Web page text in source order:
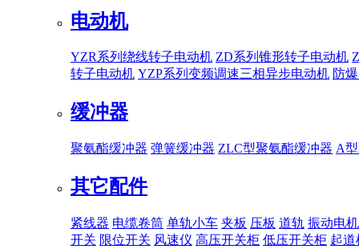
电动机
YZR系列绕线转子电动机 ZD系列锥形转子电动机
转子电动机 YZP系列变频调速三相异步电动机 防
缓冲器
聚氨酯缓冲器 弹簧缓冲器 ZLC型聚氨酯缓冲器 A
其它配件
紧线器 电缆卷筒 单轨小车 夹板 压板 道轨 振动电机
开关 限位开关 风速仪 高压开关柜 低压开关柜 起道